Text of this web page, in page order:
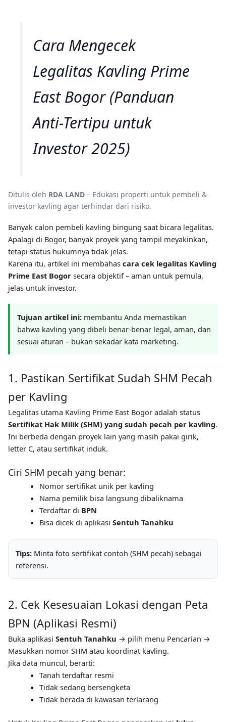
Cara Mengecek
Legalitas Kavling Prime
East Bogor (Panduan
Anti-Tertipu untuk
Investor 2025)
Ditulis oleh RDA LAND – Edukasi properti untuk pembeli &
investor kavling agar terhindar dari risiko.
Banyak calon pembeli kavling bingung saat bicara legalitas.
Apalagi di Bogor, banyak proyek yang tampil meyakinkan,
tetapi status hukumnya tidak jelas.
Karena itu, artikel ini membahas cara cek legalitas Kavling
Prime East Bogor secara objektif – aman untuk pemula,
jelas untuk investor.
Tujuan artikel ini: membantu Anda memastikan
bahwa kavling yang dibeli benar-benar legal, aman, dan
sesuai aturan – bukan sekadar kata marketing.
1. Pastikan Sertifikat Sudah SHM Pecah
per Kavling
Legalitas utama Kavling Prime East Bogor adalah status
Sertifikat Hak Milik (SHM) yang sudah pecah per kavling.
Ini berbeda dengan proyek lain yang masih pakai girik,
letter C, atau sertifikat induk.
Ciri SHM pecah yang benar:
Nomor sertifikat unik per kavling
Nama pemilik bisa langsung dibaliknama
Terdaftar di BPN
Bisa dicek di aplikasi Sentuh Tanahku
Tips: Minta foto sertifikat contoh (SHM pecah) sebagai
referensi.
2. Cek Kesesuaian Lokasi dengan Peta
BPN (Aplikasi Resmi)
Buka aplikasi Sentuh Tanahku → pilih menu Pencarian →
Masukkan nomor SHM atau koordinat kavling.
Jika data muncul, berarti:
Tanah terdaftar resmi
Tidak sedang bersengketa
Tidak berada di kawasan terlarang